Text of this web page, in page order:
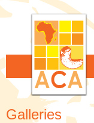
Galleries